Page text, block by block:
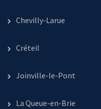
Chevilly-Larue
Créteil
Joinville-le-Pont
La Queue-en-Brie